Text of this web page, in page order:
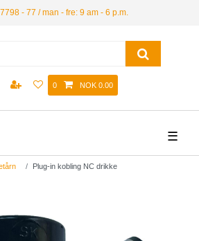
- 77 / man - fre: 9 am - 6 p.m.
0 NOK 0.00
☰
Plug-in kobling NC drikke